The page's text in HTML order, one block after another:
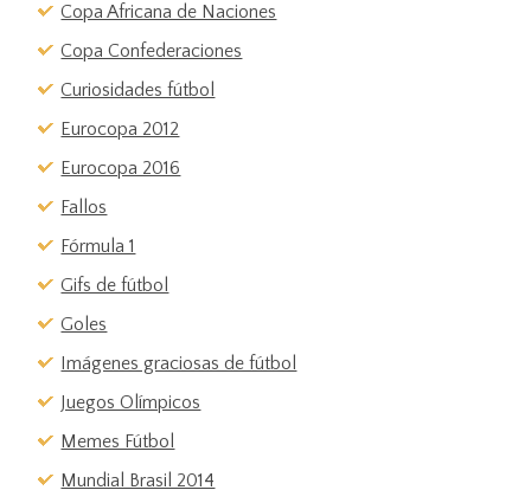
Copa Africana de Naciones
Copa Confederaciones
Curiosidades fútbol
Eurocopa 2012
Eurocopa 2016
Fallos
Fórmula 1
Gifs de fútbol
Goles
Imágenes graciosas de fútbol
Juegos Olímpicos
Memes Fútbol
Mundial Brasil 2014